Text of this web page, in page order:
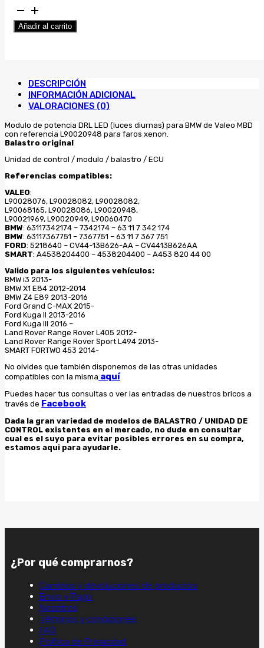
Valeo
DRL
(modulo
X1
Z4
I3
cantidad
Añadir al carrito
DESCRIPCIÓN
INFORMACIÓN ADICIONAL
VALORACIONES (0)
Modulo de potencia DRL LED (luces diurnas) para BMW de Valeo MBD
con referencia L90020948 para faros xenon.
Balastro original
Unidad de control / modulo / balastro / ECU
Referencias compatibles:
VALEO:
L90028076, L90028082, L90028082,
L90068165, L90028086, L90020948,
L90021969, L90020949, L90060470
BMW: 63117342174 – 7342174 – 63 11 7 342 174
BMW: 63117367751 – 7367751 – 63 11 7 367 751
FORD: 5218640 – CV44-13B626-AA – CV4413B626AA
SMART: A4538204400 – 4538204400 – A453 820 44 00
Valido para los siguientes vehículos:
BMW i3 2013-
BMW X1 E84 2012-2014
BMW Z4 E89 2013-2016
Ford Grand C-MAX 2015-
Ford Kuga II 2013-2016
Ford Kuga III 2016 –
Land Rover Range Rover L405 2012-
Land Rover Range Rover Sport L494 2013-
SMART FORTWO 453 2014-
No olvides que también disponemos de las otras unidades
compatibles con la misma aquí
Puedes hacer tus consultas o ver las entradas de nuestros bricos a
través de Facebook
Dada la gran variedad de modelos de BALASTRO / UNIDAD DE
CONTROL existentes en el mercado, no dude en consultar
cual es el suyo para evitar posibles errores en su compra,
estamos aqui para ayudarle.
¿Por qué comprarnos?
Cambios y devoluciones de productos
Envio y Pago
Nosotros
Términos y condiciones
FAQ
Política de Privacidad